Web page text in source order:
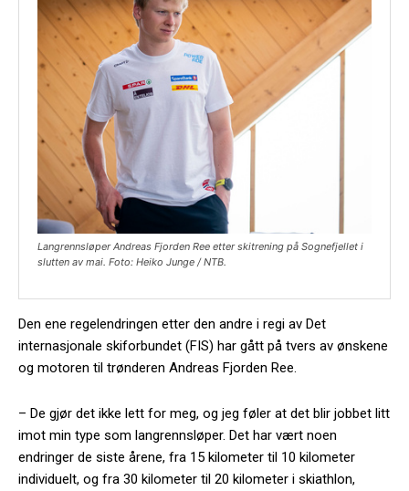
Langrennsløper Andreas Fjorden Ree etter skitrening på Sognefjellet i
slutten av mai. Foto: Heiko Junge / NTB.
Den ene regelendringen etter den andre i regi av Det
internasjonale skiforbundet (FIS) har gått på tvers av ønskene
og motoren til trønderen Andreas Fjorden Ree.
– De gjør det ikke lett for meg, og jeg føler at det blir jobbet litt
imot min type som langrennsløper. Det har vært noen
endringer de siste årene, fra 15 kilometer til 10 kilometer
individuelt, og fra 30 kilometer til 20 kilometer i skiathlon,